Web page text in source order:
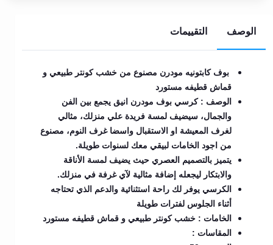
الوصف التقييمات
بوف كابتونيه مودرن مصنوع من خشب كونتر طبيعي و
قماش قطيفه مستورد
الوصف : كرسي بوف مودرن انيق يجمع بين الفن
والجمال، سيضيف لمسة فريدة علي منزلك، مثالي
لغرف المعيشة او الاستقبال واسضا غرف النوم، مصنوع
من اجود الخامات لبيقي معك لسنوات طويلة.
يتميز بالتصميم العصري حيث يضيف لمسة الأناقة
والابتكار ليجعله إضافة مثالية لآي غرفة في منزلك.
الكرسي يوفر لك راحة استثنائية والدعم الذي تحتاجه
أثناء الجلوس لفترات طويلة
الخامات : خشب كونتر طبيعي و قماش قطيفه مستورد
المقاسات :